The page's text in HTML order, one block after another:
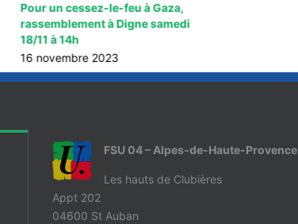
Pour un cessez-le-feu à Gaza,
rassemblement à Digne samedi
18/11 à 14h
16 novembre 2023
FSU 04 – Alpes-de-Haute-Provence
Les hauts de Clubières
Appt 202
04600 St Auban